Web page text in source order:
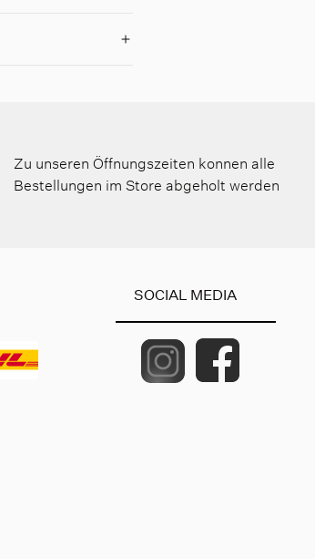
Zu unseren Öffnungszeiten konnen alle
Bestellungen im Store abgeholt werden
SOCIAL MEDIA